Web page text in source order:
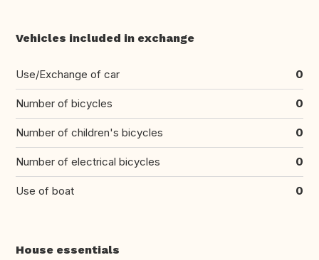
Vehicles included in exchange
Use/Exchange of car 0
Number of bicycles 0
Number of children's bicycles 0
Number of electrical bicycles 0
Use of boat 0
House essentials